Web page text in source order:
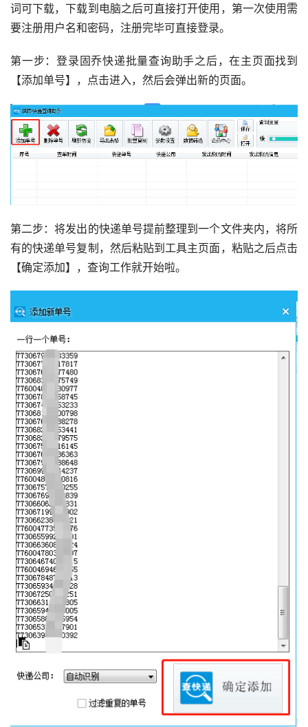
词可下载，下载到电脑之后可直接打开使用，第一次使用需
要注册用户名和密码，注册完毕可直接登录。
第一步：登录固乔快递批量查询助手之后，在主页面找到
【添加单号】，点击进入，然后会弹出新的页面。
第二步：将发出的快递单号提前整理到一个文件夹内，将所
有的快递单号复制，然后粘贴到工具主页面，粘贴之后点击
【确定添加】，查询工作就开始啦。